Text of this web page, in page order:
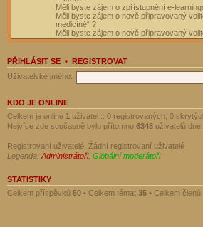
Měli byste zájem o zpřístupnění e-
Měli byste zájem o nově připravovaný
medicíně“ ?
Měli byste zájem o nově připravovaný
PŘIHLÁSIT SE • REGISTROVAT
Uživatelské jméno:
KDO JE ONLINE
Celkem je online 1 uživatel :: 0 registrovaných, 0
Nejvíce zde současně bylo přítomno 6348 uživatelů
Registrovaní uživatelé: Žádní registrovaní uživatelé
Legenda: Administrátoři, Globální moderátoři
STATISTIKY
Celkem příspěvků 50 • Celkem témat 35 • Celkem členů